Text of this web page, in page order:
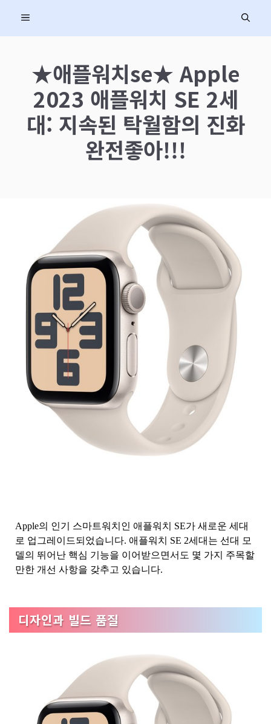
MENU
★애플워치se★ Apple
2023 애플워치 SE 2세
대: 지속된 탁월함의 진화
완전좋아!!!
Apple의 인기 스마트워치인 애플워치 SE가 새로운 세대
로 업그레이드되었습니다. 애플워치 SE 2세대는 선대 모
델의 뛰어난 핵심 기능을 이어받으면서도 몇 가지 주목할
만한 개선 사항을 갖추고 있습니다.
디자인과 빌드 품질